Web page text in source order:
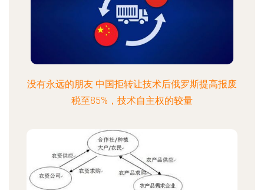
没有永远的朋友 中国拒转让技术后俄罗斯提高报废
税至85%，技术自主权的较量